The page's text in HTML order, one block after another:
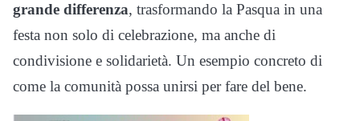
grande differenza, trasformando la Pasqua in una
festa non solo di celebrazione, ma anche di
condivisione e solidarietà. Un esempio concreto di
come la comunità possa unirsi per fare del bene.